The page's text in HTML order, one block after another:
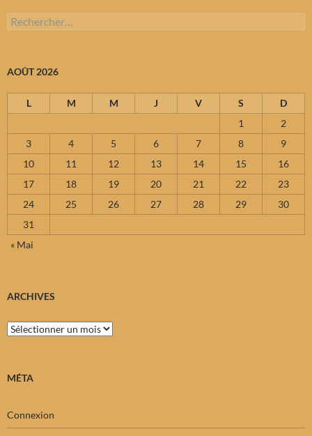
Rechercher :
AOÛT 2026
L M M J V S
D
1
2
3
4 5 6 7 8
9
10
11 12 13 14 15
16
17
18 19 20 21 22
23
24
25 26 27 28 29
30
31
« Mai
ARCHIVES
Archives
MÉTA
Connexion